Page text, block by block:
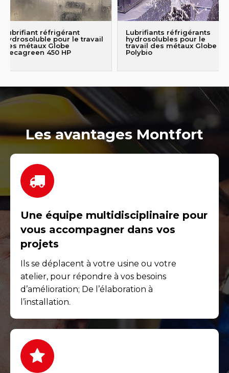
Lubrifiant réfrigérant
hydrosoluble pour le travail
des métaux Globe
Mecagreen 450 HP
Lubrifiants réfrigérants
hydrosolubles pour le
travail des métaux Globe
Polybio
Les avantages Montfort
Une équipe multidisciplinaire pour
vous accompagner dans vos
projets
Ils se déplacent à votre usine ou votre
atelier, pour répondre à vos besoins
d’amélioration; De l’élaboration à
l’installation.